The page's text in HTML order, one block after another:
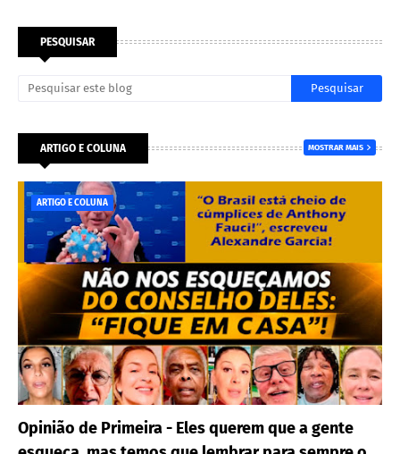
PESQUISAR
ARTIGO E COLUNA MOSTRAR MAIS
ARTIGO E COLUNA
Opinião de Primeira - Eles querem que a gente